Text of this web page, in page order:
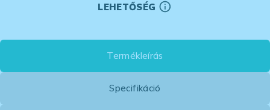
LEHETŐSÉG
Termékleírás
Specifikáció